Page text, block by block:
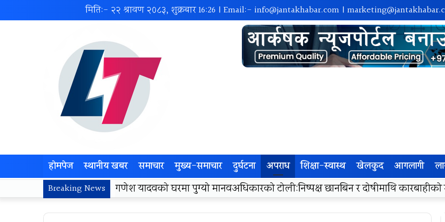
मिति:- २२ श्रावण २०८३, शुक्रबार16:26 | Email:- info@jantakhabar.com |
होमपेज स्थानीय खबर समाचार मुख्य-समाचार दुर्घटना अपराध शिक्षा-स्वास्थ खेलकुद आगलागी
Breaking News लोकज्योती उत्थान केन्द्रद्वारा अम्बासमा १०५ विपन्न विद्यार्थीलाई शैक्षिक तथा खेलकुद